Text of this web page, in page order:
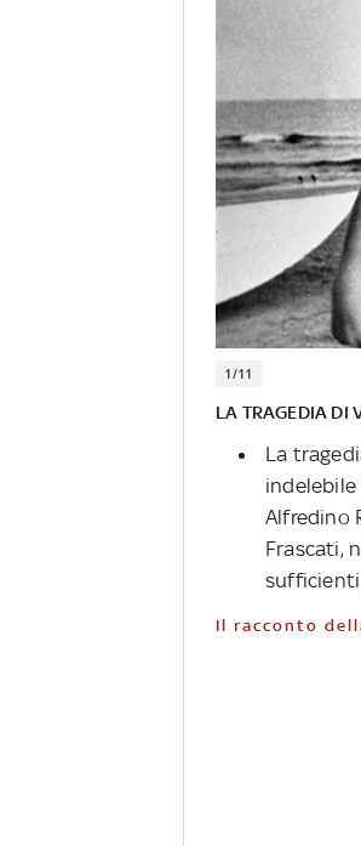
1/11
LA TRAGEDIA DI
La
indelebile
Alfredino
Frascati,
sufficienti
Il racconto